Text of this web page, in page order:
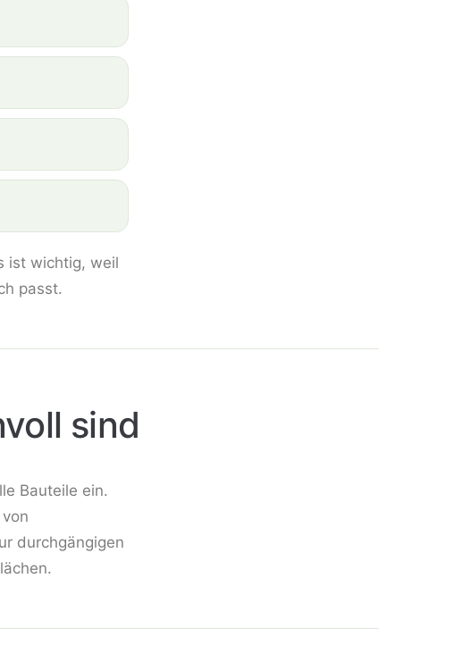
ist wichtig, weil
passt.
sind
Bauteile ein.
durchgängigen